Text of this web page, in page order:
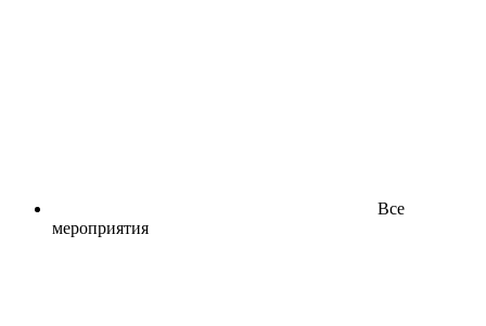
Все
мероприятия